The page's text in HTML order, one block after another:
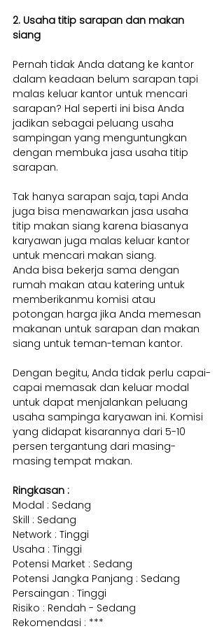
2. Usaha titip sarapan dan makan
siang
Pernah tidak Anda datang ke kantor
dalam keadaan belum sarapan tapi
malas keluar kantor untuk mencari
sarapan? Hal seperti ini bisa Anda
jadikan sebagai peluang usaha
sampingan yang menguntungkan
dengan membuka jasa usaha titip
sarapan.
Tak hanya sarapan saja, tapi Anda
juga bisa menawarkan jasa usaha
titip makan siang karena biasanya
karyawan juga malas keluar kantor
untuk mencari makan siang.
Anda bisa bekerja sama dengan
rumah makan atau katering untuk
memberikanmu komisi atau
potongan harga jika Anda memesan
makanan untuk sarapan dan makan
siang untuk teman-teman kantor.
Dengan begitu, Anda tidak perlu capai-
capai memasak dan keluar modal
untuk dapat menjalankan peluang
usaha sampinga karyawan ini. Komisi
yang didapat kisarannya dari 5-10
persen tergantung dari masing-
masing tempat makan.
Ringkasan :
Modal : Sedang
Skill : Sedang
Network : Tinggi
Usaha : Tinggi
Potensi Market : Sedang
Potensi Jangka Panjang : Sedang
Persaingan : Tinggi
Risiko : Rendah - Sedang
Rekomendasi : ***